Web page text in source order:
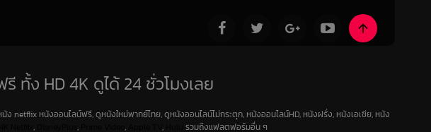
ง HD 4K ดูได้ 24 ชั่วโมงเลย
netflix หนังออนไลน์ฟรี, ดูหนังใหม่พากย์ไทย, ดูหนังออนไลน์ไม่กระตุก, หนังออนไลน์HD, หนังฝรั่ง, หนังเอเชีย, หนัง
, , , , รวมถึงแฟลตฟอร์มอื่น ๆ